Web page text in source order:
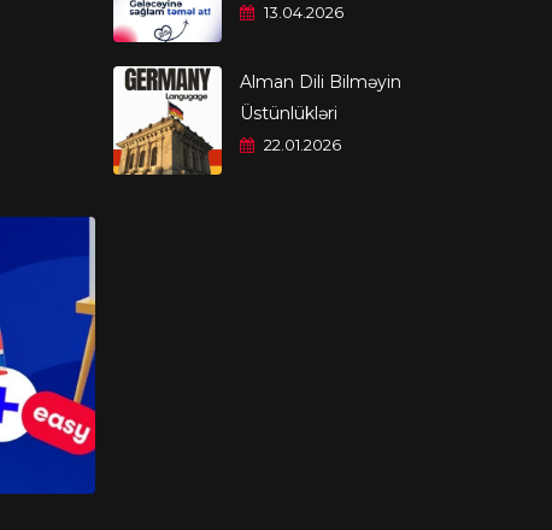
13.04.2026
Alman Dili Bilməyin
Üstünlükləri
22.01.2026